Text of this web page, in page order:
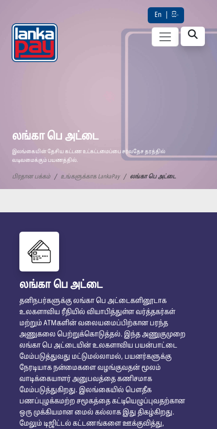
En සිං
லங்கா பெ அட்டை
இலங்கையின் தேசிய கட்டண உட்கட்டமைப்பை சர்வதேச தரத்தில்
வடிவமைக்கும் பயணத்தில்.
பிரதான பக்கம் உங்களுக்காக LankaPay லங்கா பெ அட்டை
லங்கா பெ அட்டை
தனிநபர்களுக்கு லங்கா பெ அட்டைகளினூடாக
உலகளாவிய ரீதியில் வியாபித்துள்ள வர்த்தகர்கள்
மற்றும் ATMகளின் வலையமைப்பிற்கான பரந்த
அணுகலை பெற்றுக்கொடுத்தல். இந்த அணுகுமுறை
லங்கா பெ அட்டையின் உலகளாவிய பயன்பாட்டை
மேம்படுத்துவது மட்டுமல்லாமல், பயனர்களுக்கு
நேரடியாக நன்மைகளை வழங்குவதன் மூலம்
வாடிக்கையாளர் அனுபவத்தை கணிசமாக
மேம்படுத்துகிறது. இலங்கையில் பௌதீக
பணப்புழக்கமற்ற சமூகத்தை கட்டியெழுப்புவதற்கான
ஒரு முக்கியமான மைல் கல்லாக இது திகழ்கிறது.
மேலும் டிஜிட்டல் கட்டணங்களை ஊக்குவித்து,